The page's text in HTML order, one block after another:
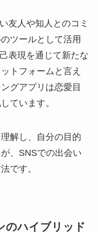
友人や知人とのコミ
ツールとして活用
表現を通じて新たな
トフォームと言え
グアプリは恋愛目
ています。
解し、自分の目的
、SNSでの出会い
です。
のハイブリッド